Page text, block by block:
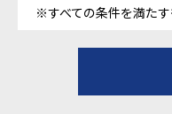
※すべての条件を満たす